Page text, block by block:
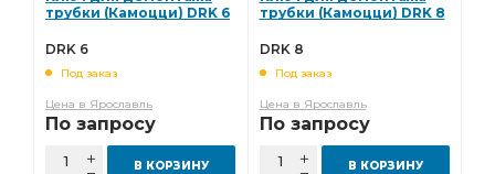
полукольцо упорного
полукольцо упорного подшипника
Комплект шатунных вкладышей 0,50
шатунных вкладышей 0,50 вкладышей 1,50
ТУРБОКОМ ТКР-9-12 снят с пр-ва
трубки (Камоцци) DRK 6
DRK 6
Под заказ
Цена в Ярославль
По запросу
В КОРЗИНУ
трубки (Камоцци) DRK 8
DRK 8
Под заказ
Цена в Ярославль
По запросу
В КОРЗИНУ